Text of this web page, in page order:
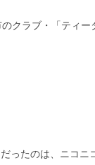
クラブ・「ティ
ったのは、ニコニ